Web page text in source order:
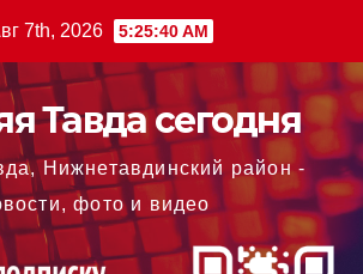
7th, 2026 5:25:40 AM
Тавда сегодня
Нижнетавдинский район -
фото и видео